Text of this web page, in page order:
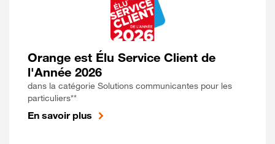
Orange est Élu Service Client de
l'Année 2026
dans la catégorie Solutions communicantes pour les
particuliers**
En savoir plus